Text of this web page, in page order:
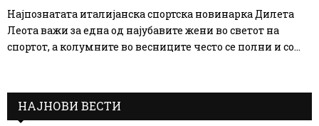
Најпознатата италијанска спортска новинарка Дилета
Леота важи за една од најубавите жени во светот на
спортот, а колумните во весниците често се полни и со...
НАЈНОВИ ВЕСТИ